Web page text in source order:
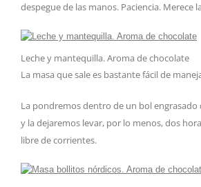
despegue de las manos. Paciencia. Merece
Leche y mantequilla. Aroma de chocolate
La masa que sale es bastante fácil de
La pondremos dentro de un bol engrasado
y la dejaremos levar, por lo menos, dos
libre de corrientes.